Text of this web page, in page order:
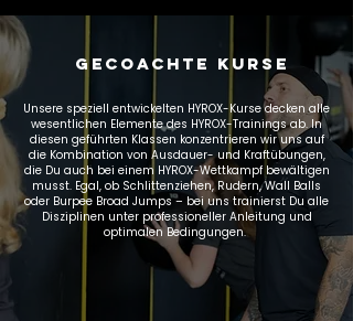
GECOACHTE KURSE
Unsere speziell entwickelten HYROX-Kurse decken alle
wesentlichen Elemente des HYROX-Trainings ab. In
diesen geführten Klassen konzentrieren wir uns auf
die Kombination von Ausdauer- und Kraftübungen,
die Du auch bei einem HYROX-Wettkampf bewältigen
musst. Egal, ob Schlittenziehen, Rudern, Wall Balls
oder Burpee Broad Jumps – bei uns trainierst Du alle
Disziplinen unter professioneller Anleitung und
optimalen Bedingungen.